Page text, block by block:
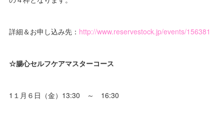
詳細＆お申し込み先： http://www.reservestock.jp/events/156381
☆腸心セルフケアマスターコース
1１月６日（金）13:30 ～ 16:30